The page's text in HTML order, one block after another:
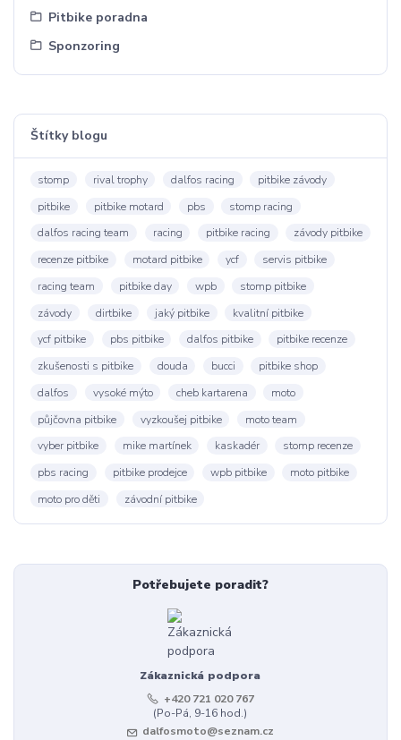
Pitbike poradna
Sponzoring
Štítky blogu
stomp rival trophy dalfos racing
pitbike závody
pitbike
pitbike motard pbs
stomp racing
dalfos racing team
racing pitbike racing
závody pitbike
recenze pitbike
motard pitbike ycf
servis pitbike
racing team
pitbike day wpb
stomp pitbike
závody
dirtbike jaký pitbike
kvalitní pitbike
ycf pitbike
pbs pitbike dalfos pitbike
pitbike recenze
zkušenosti s pitbike
douda bucci
pitbike shop
dalfos
vysoké mýto cheb kartarena
moto
půjčovna pitbike
vyzkoušej pitbike
moto team
vyber pitbike
mike martínek kaskadér
stomp recenze
pbs racing
pitbike prodejce wpb pitbike
moto pitbike
moto pro děti
závodní pitbike
Potřebujete poradit?
Zákaznická podpora
+420 721 020 767
(Po-Pá, 9-16 hod.)
dalfosmoto@seznam.cz